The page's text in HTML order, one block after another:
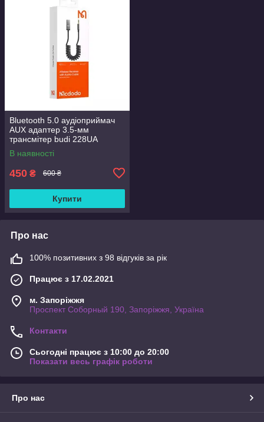
Bluetooth 5.0 аудіоприймач
AUX адаптер 3.5-мм
трансмітер budi 228UA
В наявності
450 ₴ 600 ₴
Купити
Про нас
100% позитивних з 98 відгуків за рік
Працює з 17.02.2021
м. Запоріжжя
Проспект Соборный 190, Запоріжжя, Україна
Контакти
Сьогодні працює з 10:00 до 20:00
Показати весь графік роботи
Про нас